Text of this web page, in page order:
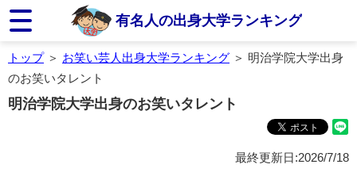
有名人の出身大学ランキング
トップ＞ お笑い芸人出身大学ランキング ＞ 明治学院大学出身
のお笑いタレント
明治学院大学出身のお笑いタレント
最終更新日:2026/7/18